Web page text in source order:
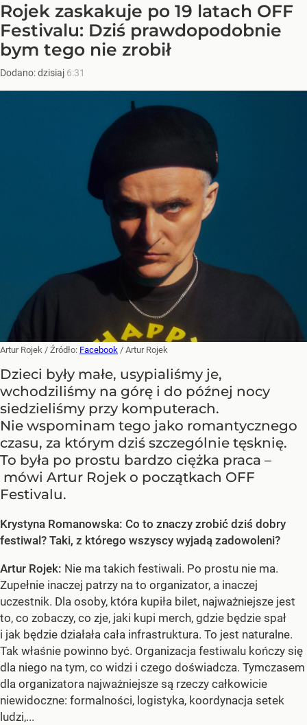
Rojek zaskakuje po 19 latach OFF
Festivalu: Dziś prawdopodobnie
bym tego nie zrobił
Dodano:dzisiaj 6:31
Artur Rojek / Źródło: Facebook / Artur Rojek
Dzieci były małe, usypialiśmy je,
wchodziliśmy na górę i do późnej nocy
siedzieliśmy przy komputerach.
Nie wspominam tego jako romantycznego
czasu, za którym dziś szczególnie tęsknię.
To była po prostu bardzo ciężka praca –
mówi Artur Rojek o początkach OFF
Festivalu.
Krystyna Romanowska: Co to znaczy zrobić dziś dobry
festiwal? Taki, z którego wszyscy wyjadą zadowoleni?
Artur Rojek: Nie ma takich festiwali. Po prostu nie ma.
Zupełnie inaczej patrzy na to organizator, a inaczej
uczestnik. Dla osoby, która kupiła bilet, najważniejsze jest
to, co zobaczy, co zje, jaki kupi merch, gdzie będzie spał
i jak będzie działała cała infrastruktura. To jest naturalne.
Tak właśnie powinno być. Organizacja festiwalu kończy się
dla niego na tym, co widzi i czego doświadcza. Tymczasem
dla organizatora najważniejsze są rzeczy całkowicie
niewidoczne: formalności, logistyka, koordynacja setek
ludzi,...